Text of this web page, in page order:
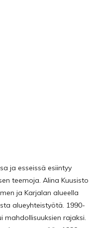
ja esseissä esiintyy
teemoja. Alina Kuusisto
ja Karjalan alueella
alueyhteistyötä. 1990-
rajaksi.